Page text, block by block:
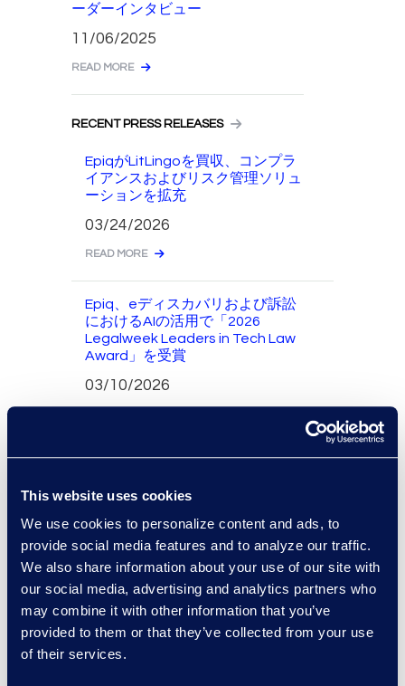
This website uses cookies
We use cookies to personalize content and ads, to
provide social media features and to analyze our traffic.
We also share information about your use of our site with
our social media, advertising and analytics partners who
may combine it with other information that you’ve
provided to them or that they’ve collected from your use
of their services.
ーダーインタビュー
11/06/2025
READ MORE
RECENT PRESS RELEASES
EpiqがLitLingoを買収、コンプラ
イアンスおよびリスク管理ソリュ
ーションを拡充
03/24/2026
READ MORE
Epiq、eディスカバリおよび訴訟
におけるAIの活用で「2026
Legalweek Leaders in Tech Law
Award」を受賞
03/10/2026
の拡充を発表
03/04/2026
RECENT ANNOUNCEMENTS
Epiq、2026年版『Chambers and
Partners』の「NewLaw」および